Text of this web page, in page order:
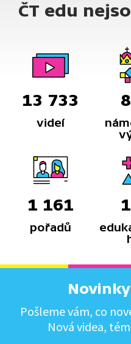
ČT edu
13 733
videí
1 161
pořadů
Pošleme vám, co
Nová videa,